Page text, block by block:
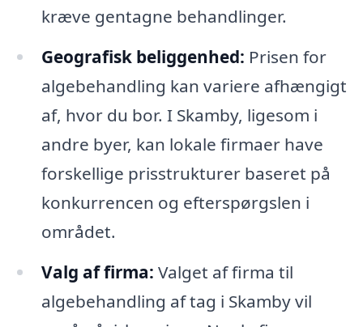
kræve gentagne behandlinger.
Geografisk beliggenhed: Prisen for
algebehandling kan variere afhængigt
af, hvor du bor. I Skamby, ligesom i
andre byer, kan lokale firmaer have
forskellige prisstrukturer baseret på
konkurrencen og efterspørgslen i
området.
Valg af firma: Valget af firma til
algebehandling af tag i Skamby vil